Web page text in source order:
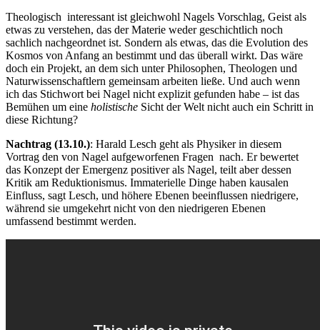
Theologisch interessant ist gleichwohl Nagels Vorschlag, Geist als
etwas zu verstehen, das der Materie weder geschichtlich noch
sachlich nachgeordnet ist. Sondern als etwas, das die Evolution des
Kosmos von Anfang an bestimmt und das überall wirkt. Das wäre
doch ein Projekt, an dem sich unter Philosophen, Theologen und
Naturwissenschaftlern gemeinsam arbeiten ließe. Und auch wenn
ich das Stichwort bei Nagel nicht explizit gefunden habe – ist das
Bemühen um eine holistische Sicht der Welt nicht auch ein Schritt in
diese Richtung?
Nachtrag (13.10.): Harald Lesch geht als Physiker in diesem
Vortrag den von Nagel aufgeworfenen Fragen nach. Er bewertet
das Konzept der Emergenz positiver als Nagel, teilt aber dessen
Kritik am Reduktionismus. Immaterielle Dinge haben kausalen
Einfluss, sagt Lesch, und höhere Ebenen beeinflussen niedrigere,
während sie umgekehrt nicht von den niedrigeren Ebenen
umfassend bestimmt werden.